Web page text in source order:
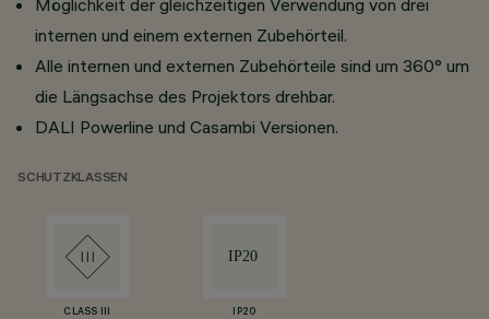
Möglichkeit der gleichzeitigen Verwendung von drei
internen und einem externen Zubehörteil.
Alle internen und externen Zubehörteile sind um 360° um
die Längsachse des Projektors drehbar.
DALI Powerline und Casambi Versionen.
SCHUTZKLASSEN
CLASS III IP20